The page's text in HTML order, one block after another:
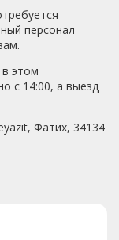
персонал
этом
с 14:00, а выезд
Фатих, 34134